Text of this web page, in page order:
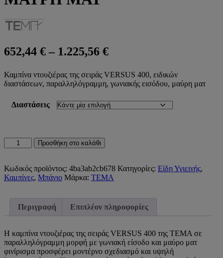
652,44 € – 1.225,56 €Price
652,44 €
through
1.225,56 €
Καμπίνα ντουζιέρας της σειράς VERSUS 400, ειδικών
διαστάσεων, παραλληλόγραμμη, γωνιακής εισόδου, μαύρη ματ
Διαστάσεις
ΚΑΜΠΙΝΑ
ΝΤΟΥΖΙΕΡΑΣ
400
ΠΑΡΑΛΛΗΛΟΓΡΑΜΜΗ
ΕΙΔΙΚΩΝ
ΔΙΑΣΤΑΣΕΩΝ
ΜΑΤ
ποσότητα
Προσθήκη στο καλάθι
Κωδικός προϊόντος: 4ba3ab2cb678 Κατηγορίες: Είδη Υγιεινής,
Καμπίνες, Μπάνιο Μάρκα: TEMA
Περιγραφή Επιπλέον πληροφορίες
Η καμπίνα ντουζιέρας της σειράς VERSUS 400 της ΤΕΜΑ σε
παραλληλόγραμμη μορφή με γωνιακή είσοδο και μαύρο ματ
φινίρισμα προσφέρει μοντέρνο σχεδιασμό και υψηλή